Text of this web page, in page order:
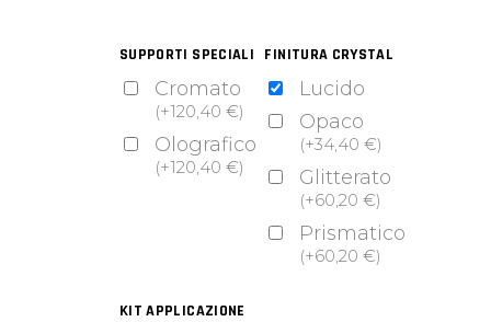
SUPPORTI SPECIALI
Cromato
(+120,40 €)
Olografico
(+120,40 €)
FINITURA CRYSTAL
Lucido
Opaco
(+34,40€)
Glitterato
(+60,20€)
Prismatico
(+60,20€)
KIT APPLICAZIONE